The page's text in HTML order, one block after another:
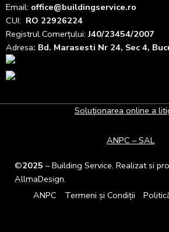
Email: office@buildingservice.ro
CUI: RO 22926224
Registrul Comerțului:J40/23454/2007
Adresa: Bd. Marasesti Nr 24, Sec 4,
Solutionarea online a
ANPC – SAL
©2025 – Building Service. Realizat si
AllmaDesign.
ANPC
Termeni și Condiții